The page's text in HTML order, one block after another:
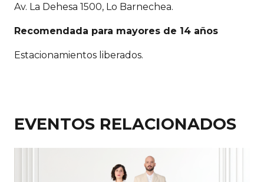
Av. La Dehesa 1500, Lo Barnechea.
Recomendada para mayores de 14 años
Estacionamientos liberados.
EVENTOS RELACIONADOS